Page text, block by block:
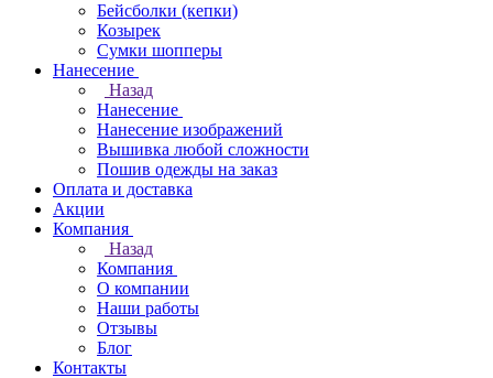
Бейсболки (кепки)
Козырек
Сумки шопперы
Нанесение
Назад
Нанесение
Нанесение изображений
Вышивка любой сложности
Пошив одежды на заказ
Оплата и доставка
Акции
Компания
Назад
Компания
О компании
Наши работы
Отзывы
Блог
Контакты